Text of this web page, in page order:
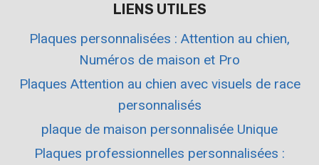
LIENS UTILES
Plaques personnalisées : Attention au chien,
Numéros de maison et Pro
Plaques Attention au chien avec visuels de race
personnalisés
plaque de maison personnalisée Unique
Plaques professionnelles personnalisées :